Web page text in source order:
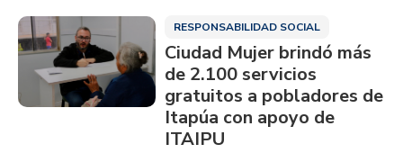
RESPONSABILIDAD SOCIAL
Ciudad Mujer brindó más
de 2.100 servicios
gratuitos a pobladores de
Itapúa con apoyo de
ITAIPU